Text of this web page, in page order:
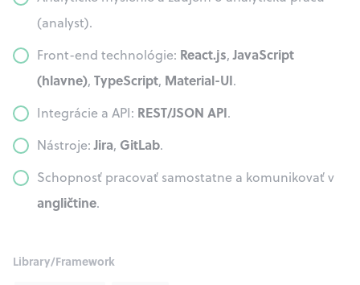
(analyst).
Front-end technológie: React.js,JavaScript
(hlavne), TypeScript, Material-UI.
Integrácie a API: REST/JSON API.
Nástroje:Jira, GitLab.
Schopnosť pracovať samostatne a komunikovať v
angličtine.
Library/Framework